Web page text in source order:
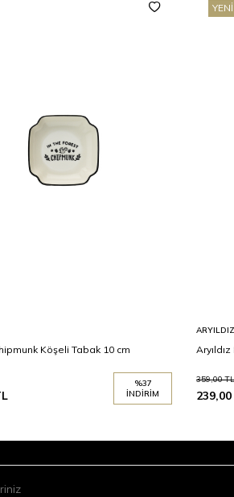
Köşeli Tabak 10 cm
%37
İNDIRIM
YENI
ARYILDIZ
359,00TL
239,00